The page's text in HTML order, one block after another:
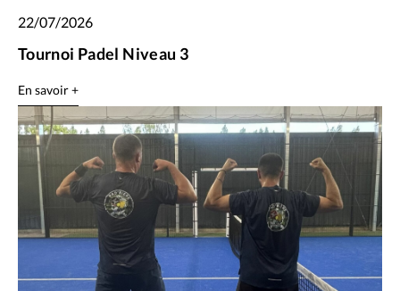
22/07/2026
Tournoi Padel Niveau 3
En savoir +